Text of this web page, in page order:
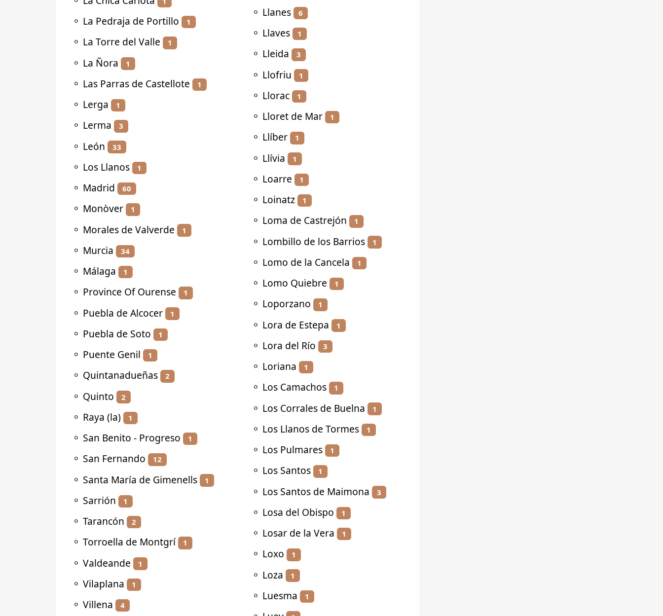
⚬ La Pedraja de Portillo 1
⚬ La Torre del Valle 1
⚬ La Ñora 1
⚬ Las Parras de Castellote 1
⚬ Lerga 1
⚬ Lerma 3
⚬ León 33
⚬ Los Llanos 1
⚬ Madrid 60
⚬ Monòver 1
⚬ Morales de Valverde 1
⚬ Murcia 34
⚬ Málaga 1
⚬ Province Of Ourense 1
⚬ Puebla de Alcocer 1
⚬ Puebla de Soto 1
⚬ Puente Genil 1
⚬ Quintanadueñas 2
⚬ Quinto 2
⚬ Raya (la) 1
⚬ San Benito - Progreso 1
⚬ San Fernando 12
⚬ Santa María de Gimenells 1
⚬ Sarrión 1
⚬ Tarancón 2
⚬ Torroella de Montgrí 1
⚬ Valdeande 1
⚬ Vilaplana 1
⚬ Villena 4
⚬ Llanes 6
⚬ Llaves 1
⚬ Lleida 3
⚬ Llofriu 1
⚬ Llorac 1
⚬ Lloret de Mar 1
⚬ Llíber 1
⚬ Llívia 1
⚬ Loarre 1
⚬ Loinatz 1
⚬ Loma de Castrejón 1
⚬ Lombillo de los Barrios 1
⚬ Lomo de la Cancela 1
⚬ Lomo Quiebre 1
⚬ Loporzano 1
⚬ Lora de Estepa 1
⚬ Lora del Río 3
⚬ Loriana 1
⚬ Los Camachos 1
⚬ Los Corrales de Buelna 1
⚬ Los Llanos de Tormes 1
⚬ Los Pulmares 1
⚬ Los Santos 1
⚬ Los Santos de Maimona 3
⚬ Losa del Obispo 1
⚬ Losar de la Vera 1
⚬ Loxo 1
⚬ Loza 1
⚬ Luesma 1